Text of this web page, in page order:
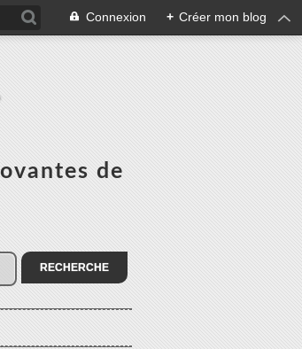
Connexion + Créer mon blog
de